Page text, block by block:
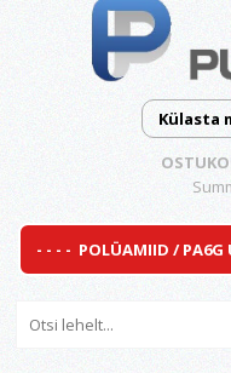
Külasta